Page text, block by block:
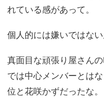
れている感があって。
個人的には嫌いではない
真面目な頑張り屋さん
では中心メンバーとは
位と花咲かずだったな。